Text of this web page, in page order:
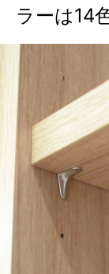
ラーは14